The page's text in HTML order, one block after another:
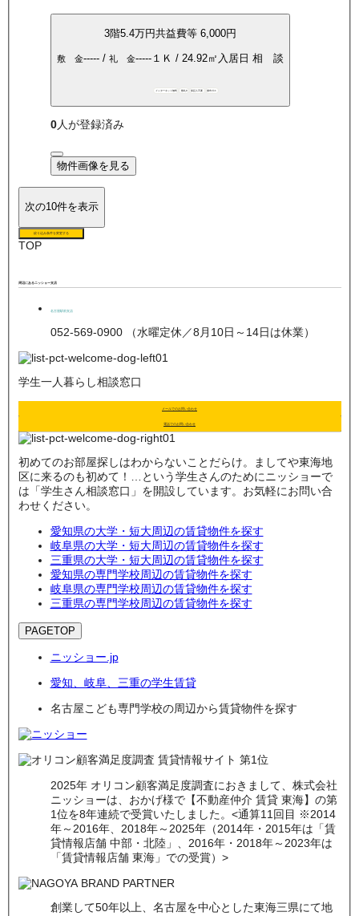
3階5.4万円共益費等 6,000円
敷 金-----/ 礼 金-----１Ｋ / 24.92㎡ 入居日 相 談
インターネット無料 敷礼0 保証人不要 都市ガス
0人が登録済み
物件画像を見る
次の10件を表示
絞り込み条件を変更する
TOP
周辺にあるニッショー支店
名古屋駅前支店
052-569-0900 （水曜定休／8月10日～14日は休業）
学生一人暮らし相談窓口
メールでのお問い合わせ
電話でのお問い合わせ
初めてのお部屋探しはわからないことだらけ。ましてや東海地
区に来るのも初めて！…という学生さんのためにニッショーで
は「学生さん相談窓口」を開設しています。お気軽にお問い合
わせください。
愛知県の大学・短大周辺の賃貸物件を探す
岐阜県の大学・短大周辺の賃貸物件を探す
三重県の大学・短大周辺の賃貸物件を探す
愛知県の専門学校周辺の賃貸物件を探す
岐阜県の専門学校周辺の賃貸物件を探す
三重県の専門学校周辺の賃貸物件を探す
PAGETOP
ニッショー.jp
愛知、岐阜、三重の学生賃貸
名古屋こども専門学校の周辺から賃貸物件を探す
2025年 オリコン顧客満足度調査におきまして、株式会社
ニッショーは、おかげ様で【不動産仲介 賃貸 東海】の第
1位を8年連続で受賞いたしました。<通算11回目 ※2014
年～2016年、2018年～2025年（2014年・2015年は「賃
貸情報店舗 中部・北陸」、2016年・2018年～2023年は
「賃貸情報店舗 東海」での受賞）>
創業して50年以上、名古屋を中心とした東海三県にて地